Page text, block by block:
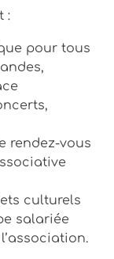
:
pour tous
rendez-vous
culturels
salariée